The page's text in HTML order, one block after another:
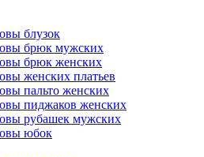
блузок
брюк мужских
брюк женских
женских платьев
пальто женских
пиджаков женских
рубашек мужских
юбок